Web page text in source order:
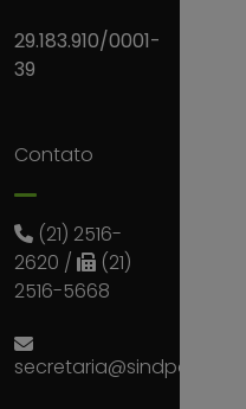
29.183.910/0001-
39
Contato
(21) 2516-
2620 /
(21)
2516-5668
secretaria@sindpdrj.org.br